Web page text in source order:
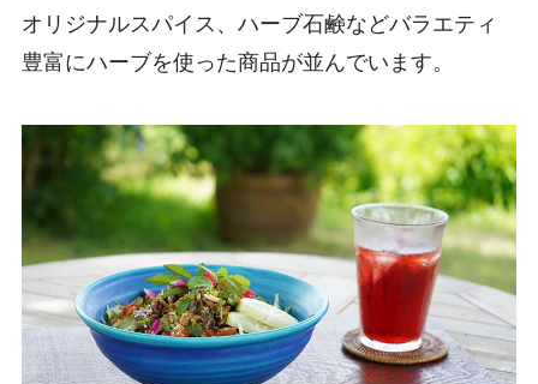
オリジナルスパイス、ハーブ石鹸などバラエティ
豊富にハーブを使った商品が並んでいます。